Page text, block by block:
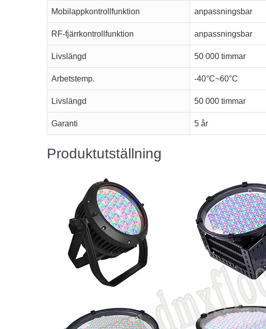
Mobilappkontrollfunktion anpassningsbar
RF-fjärrkontrollfunktion anpassningsbar
Livslängd 50 000 timmar
Arbetstemp. -40°C~60°C
Livslängd 50 000 timmar
Garanti 5 år
Produktutställning